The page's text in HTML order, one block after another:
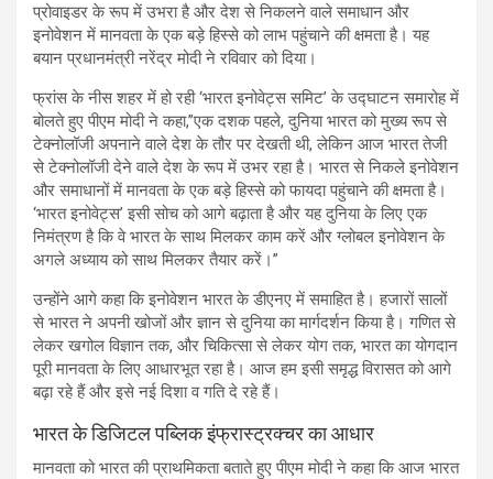
प्रोवाइडर के रूप में उभरा है और देश से निकलने वाले समाधान और
इनोवेशन में मानवता के एक बड़े हिस्से को लाभ पहुंचाने की क्षमता है। यह
बयान प्रधानमंत्री नरेंद्र मोदी ने रविवार को दिया।
फ्रांस के नीस शहर में हो रही ‘भारत इनोवेट्स समिट’ के उद्घाटन समारोह में
बोलते हुए पीएम मोदी ने कहा,”एक दशक पहले, दुनिया भारत को मुख्य रूप से
टेक्नोलॉजी अपनाने वाले देश के तौर पर देखती थी, लेकिन आज भारत तेजी
से टेक्नोलॉजी देने वाले देश के रूप में उभर रहा है। भारत से निकले इनोवेशन
और समाधानों में मानवता के एक बड़े हिस्से को फायदा पहुंचाने की क्षमता है।
‘भारत इनोवेट्स’ इसी सोच को आगे बढ़ाता है और यह दुनिया के लिए एक
निमंत्रण है कि वे भारत के साथ मिलकर काम करें और ग्लोबल इनोवेशन के
अगले अध्याय को साथ मिलकर तैयार करें।”
उन्होंने आगे कहा कि इनोवेशन भारत के डीएनए में समाहित है। हजारों सालों
से भारत ने अपनी खोजों और ज्ञान से दुनिया का मार्गदर्शन किया है। गणित से
लेकर खगोल विज्ञान तक, और चिकित्सा से लेकर योग तक, भारत का योगदान
पूरी मानवता के लिए आधारभूत रहा है। आज हम इसी समृद्ध विरासत को आगे
बढ़ा रहे हैं और इसे नई दिशा व गति दे रहे हैं।
भारत के डिजिटल पब्लिक इंफ्रास्ट्रक्चर का आधार
मानवता को भारत की प्राथमिकता बताते हुए पीएम मोदी ने कहा कि आज भारत